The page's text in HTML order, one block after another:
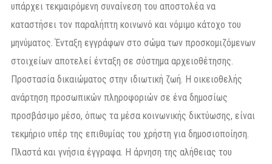
υπάρχει τεκμαιρόμενη συναίνεση του αποστολέα να
καταστήσει τον παραλήπτη κοινωνό και νόμιμο κάτοχο του
μηνύματος. Ένταξη εγγράφων στο σώμα των προσκομιζόμενων
στοιχείων αποτελεί ένταξη σε σύστημα αρχειοθέτησης.
Προστασία δικαιώματος στην ιδιωτική ζωή. Η οικειοθελής
ανάρτηση προσωπικών πληροφοριών σε ένα δημοσίως
προσβάσιμο μέσο, όπως τα μέσα κοινωνικής δικτύωσης, είναι
τεκμήριο υπέρ της επιθυμίας του χρήστη για δημοσιοποίηση.
Πλαστά και γνήσια έγγραφα. Η άρνηση της αλήθειας του